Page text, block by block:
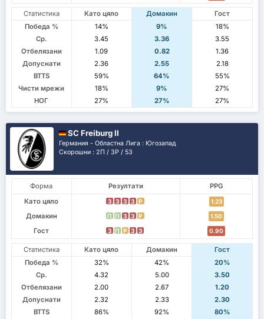
Статистика Като цяло Домакин
Гост
Победа %
14% 9%
18%
Ср.
3.45 3.36
3.55
Отбелязани
1.09 0.82
1.36
Допуснати
2.36 2.55
2.18
BTTS
59% 64%
55%
Чисти мрежи
18% 9%
27%
НОГ
27% 27% 27%
SC Freiburg II
Германия - Областна Лига : Югозапад
Скорошни : 2П / 3P / 5З
Форма Резултати
PPG
Като цяло
З З З З P 1.23
Домакин П П З З P 1.50
Гост З П P З З 0.90
Статистика Като цяло Домакин
Гост
Победа %
32% 42%
20%
Ср.
4.32 5.00
3.50
Отбелязани
2.00 2.67
1.20
Допуснати
2.32 2.33
2.30
BTTS
86% 92%
80%